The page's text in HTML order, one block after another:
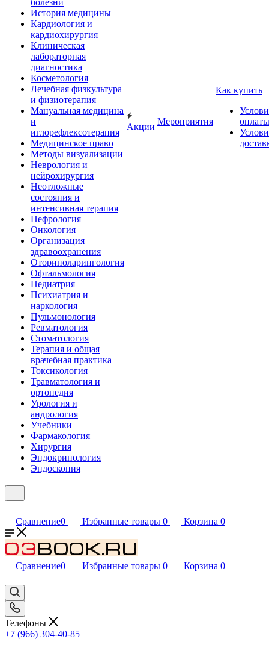
болезни
История медицины
Кардиология и
кардиохирургия
Клиническая
лабораторная
диагностика
Косметология
Лечебная физкультура
и физиотерапия
Мануальная медицина
и
иглорефлексотерапия
Медицинское право
Методы визуализации
Неврология и
нейрохирургия
Неотложные
состояния и
интенсивная терапия
Нефрология
Онкология
Организация
здравоохранения
Оториноларингология
Офтальмология
Педиатрия
Психиатрия и
наркология
Пульмонология
Ревматология
Стоматология
Терапия и общая
врачебная практика
Токсикология
Травматология и
ортопедия
Урология и
андрология
Учебники
Фармакология
Хирургия
Эндокринология
Эндоскопия
Акции
Мероприятия
Как купить
оплаты
Сравнение0 Избранные товары 0 Корзина 0
Сравнение0 Избранные товары 0 Корзина 0
Телефоны
+7 (966) 304-40-85